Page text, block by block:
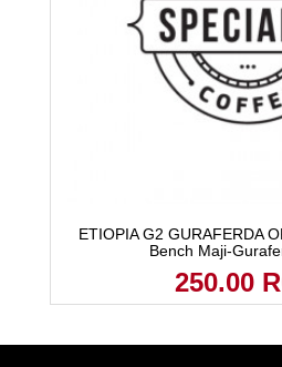
ETIOPIA G2 GURAFERDA
Bench Maji-
250.00